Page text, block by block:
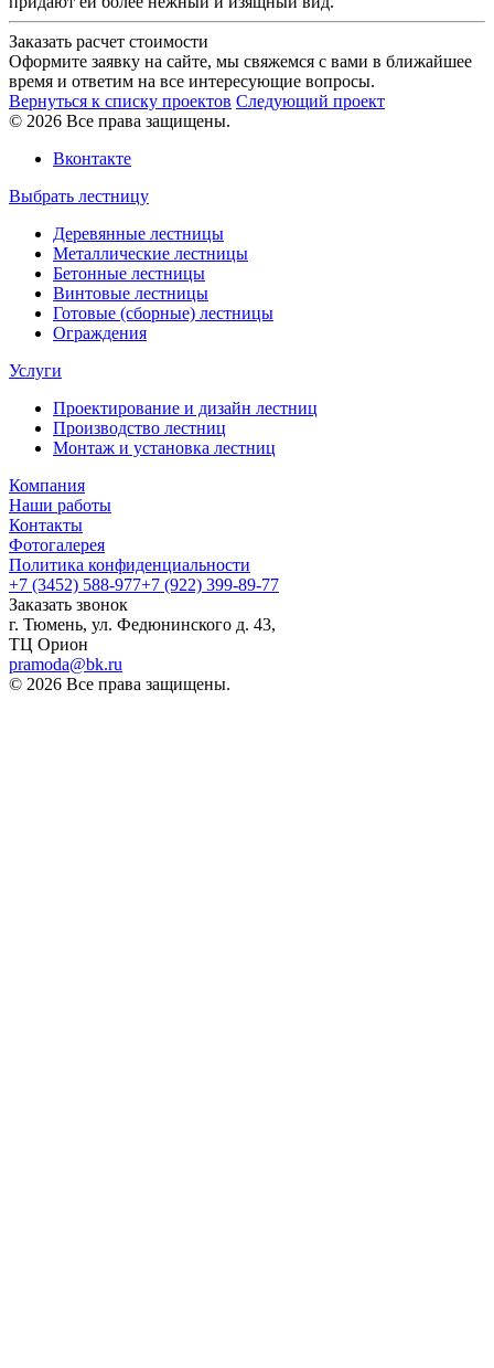
Заказать расчет стоимости
Оформите заявку на сайте, мы свяжемся с вами в ближайшее
время и ответим на все интересующие вопросы.
Вернуться к списку проектов Следующий проект
© 2026 Все права защищены.
Вконтакте
Выбрать лестницу
Деревянные лестницы
Металлические лестницы
Бетонные лестницы
Винтовые лестницы
Готовые (сборные) лестницы
Ограждения
Услуги
Проектирование и дизайн лестниц
Производство лестниц
Монтаж и установка лестниц
Компания
Наши работы
Контакты
Фотогалерея
Политика конфиденциальности
+7 (3452) 588-977+7 (922) 399-89-77
Заказать звонок
г. Тюмень, ул. Федюнинского д. 43,
ТЦ Орион
pramoda@bk.ru
© 2026 Все права защищены.